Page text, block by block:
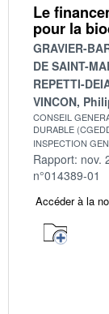
Le
pour la
GRAVIER-
DE SAINT-
REPETTI-
VINCON,
CONSEIL
DURABLE
INSPECTION
Rapport: nov.
n°014389-01
Accéder à la